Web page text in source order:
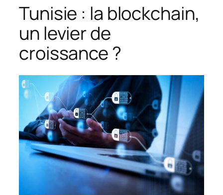
Tunisie : la blockchain,
un levier de
croissance ?